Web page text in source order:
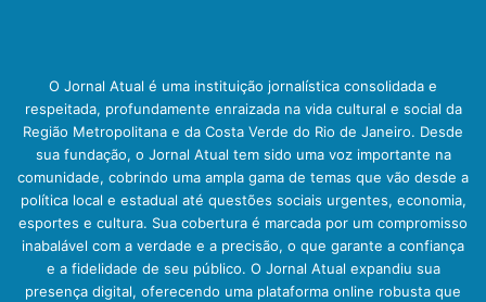
O Jornal Atual é uma instituição jornalística consolidada e
respeitada, profundamente enraizada na vida cultural e social da
Região Metropolitana e da Costa Verde do Rio de Janeiro. Desde
sua fundação, o Jornal Atual tem sido uma voz importante na
comunidade, cobrindo uma ampla gama de temas que vão desde a
política local e estadual até questões sociais urgentes, economia,
esportes e cultura. Sua cobertura é marcada por um compromisso
inabalável com a verdade e a precisão, o que garante a confiança
e a fidelidade de seu público. O Jornal Atual expandiu sua
presença digital, oferecendo uma plataforma online robusta que